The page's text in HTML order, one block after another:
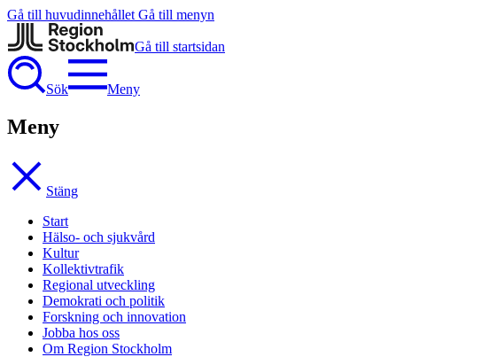
Gå till huvudinnehållet Gå till menyn
Gå till startsidan
Sök Meny
Meny
Stäng
Start
Hälso- och sjukvård
Kultur
Kollektivtrafik
Regional utveckling
Demokrati och politik
Forskning och innovation
Jobba hos oss
Om Region Stockholm